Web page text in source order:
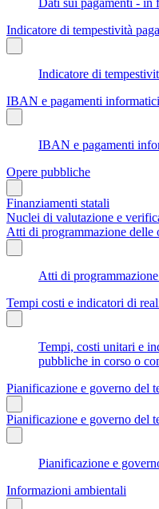
Indicatore di tempestività
Indicatore di
IBAN e pagamenti informatici
IBAN e pagamenti
Opere pubbliche
Finanziamenti statali
Nuclei di valutazione e
Atti di programmazione delle
Atti di
Tempi costi e indicatori di
Tempi, costi unitari e
pubbliche in corso o
Pianificazione e governo del
Pianificazione e governo del
Pianificazione e
Informazioni ambientali